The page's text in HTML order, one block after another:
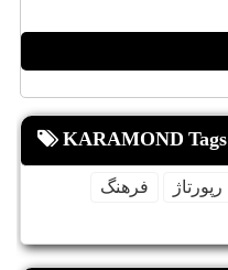
KARAMOND Tags
رپورتاژ
فرهنگ